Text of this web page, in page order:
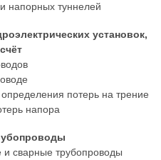
напорных туннелей
установок,
потерь на трение
напора
сварные трубопроводы